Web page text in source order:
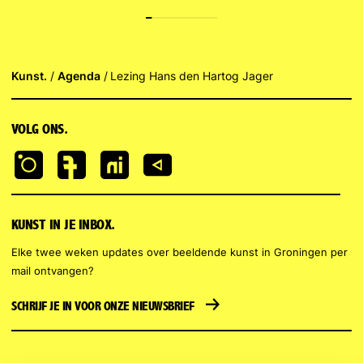
Kunst. Agenda Lezing Hans den Hartog Jager
VOLG ONS.
KUNST IN JE INBOX.
Elke twee weken updates over beeldende kunst in Groningen per
mail ontvangen?
SCHRIJF JE IN VOOR ONZE NIEUWSBRIEF